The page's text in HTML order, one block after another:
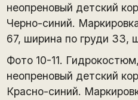
неопреновый детский
Черно-синий.
67, ширина по груди 33,
Фото 10-11.
неопреновый детский
Красно-синий.